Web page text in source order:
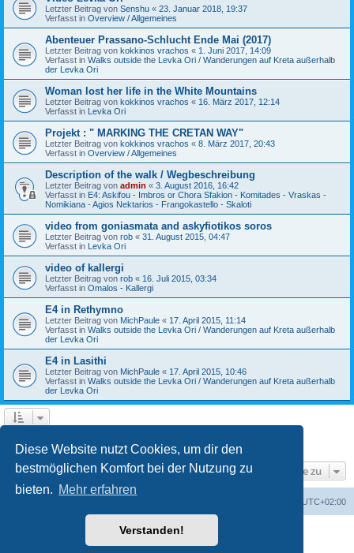
Diese Website nutzt Cookies, um dir den
bestmöglichen Komfort bei der Nutzung zu
bieten. Mehr erfahren
Verstanden!
Letzter Beitrag von Senshu « 23. Januar 2018, 19:37
Verfasst in Overview / Allgemeines
Abenteuer Prassano-Schlucht Ende Mai (2017)
Letzter Beitrag von kokkinos vrachos « 1. Juni 2017, 14:09
Verfasst in Walks outside the Levka Ori / Wanderungen auf Kreta außerhalb
der Levka Ori
Woman lost her life in the White Mountains
Letzter Beitrag von kokkinos vrachos « 16. März 2017, 12:14
Verfasst in Levka Ori
Projekt : " MARKING THE CRETAN WAY"
Letzter Beitrag von kokkinos vrachos « 8. März 2017, 20:43
Verfasst in Overview / Allgemeines
Description of the walk / Wegbeschreibung
Letzter Beitrag von admin « 3. August 2016, 16:42
Verfasst in E4: Askifou - Imbros or Chora Sfakion - Komitades - Vraskas -
Nomikiana - Agios Nektarios - Frangokastello - Skaloti
video from goniasmata and askyfiotikos soros
Letzter Beitrag von rob « 31. August 2015, 04:47
Verfasst in Levka Ori
video of kallergi
Letzter Beitrag von rob « 16. Juli 2015, 03:34
Verfasst in Omalos - Kallergi
E4 in Rethymno
Letzter Beitrag von MichPaule « 17. April 2015, 11:14
Verfasst in Walks outside the Levka Ori / Wanderungen auf Kreta außerhalb
der Levka Ori
E4 in Lasithi
Letzter Beitrag von MichPaule « 17. April 2015, 10:46
Verfasst in Walks outside the Levka Ori / Wanderungen auf Kreta außerhalb
der Levka Ori
Gehe zu
UTC+02:00
Powered byphpBB® Forum Software © phpBB Limited
phpBB.de